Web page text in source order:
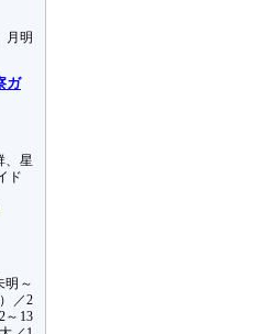
月明
ガ
、星
ド
明～
／2
～13